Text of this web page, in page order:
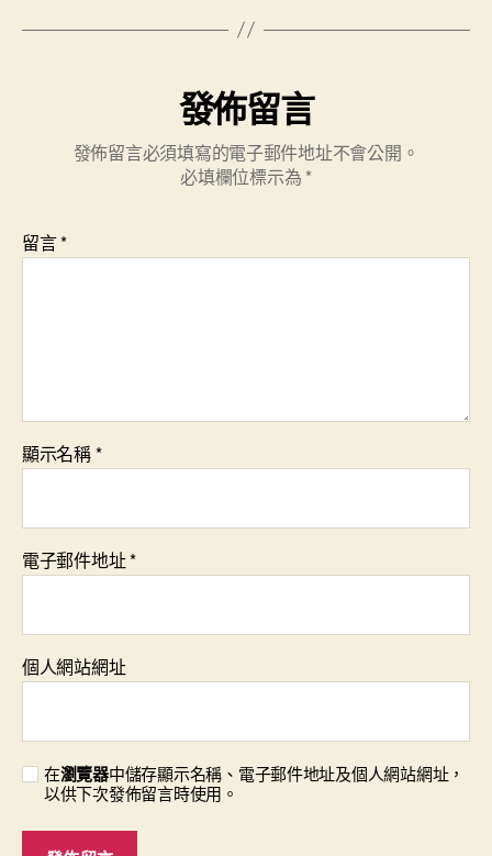
發佈留言
發佈留言必須填寫的電子郵件地址不會公開。
必填欄位標示為 *
留言*
顯示名稱*
電子郵件地址*
個人網站網址
在瀏覽器中儲存顯示名稱、電子郵件地址及個人網站網址，
以供下次發佈留言時使用。